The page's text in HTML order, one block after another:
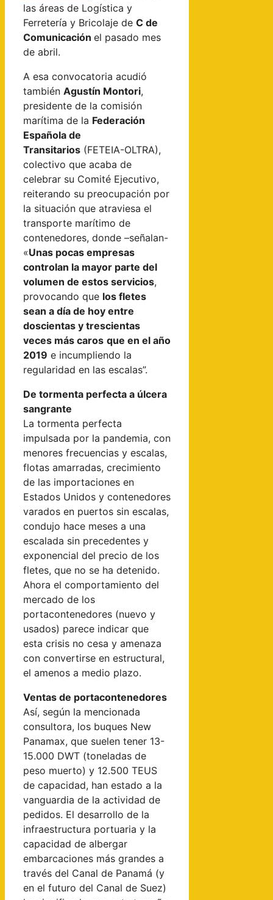
las áreas de Logística y
Ferretería y Bricolaje de C de
Comunicación el pasado mes
de abril.
A esa convocatoria acudió
también Agustín Montori,
presidente de la comisión
marítima de la Federación
Española de
Transitarios (FETEIA-OLTRA),
colectivo que acaba de
celebrar su Comité Ejecutivo,
reiterando su preocupación por
la situación que atraviesa el
transporte marítimo de
contenedores, donde –señalan-
«Unas pocas empresas
controlan la mayor parte del
volumen de estos servicios,
provocando que los fletes
sean a día de hoy entre
doscientas y trescientas
veces más caros que en el año
2019 e incumpliendo la
regularidad en las escalas”.
De tormenta perfecta a úlcera
sangrante
La tormenta perfecta
impulsada por la pandemia, con
menores frecuencias y escalas,
flotas amarradas, crecimiento
de las importaciones en
Estados Unidos y contenedores
varados en puertos sin escalas,
condujo hace meses a una
escalada sin precedentes y
exponencial del precio de los
fletes, que no se ha detenido.
Ahora el comportamiento del
mercado de los
portacontenedores (nuevo y
usados) parece indicar que
esta crisis no cesa y amenaza
con convertirse en estructural,
el amenos a medio plazo.
Ventas de portacontenedores
Así, según la mencionada
consultora, los buques New
Panamax, que suelen tener 13-
15.000 DWT (toneladas de
peso muerto) y 12.500 TEUS
de capacidad, han estado a la
vanguardia de la actividad de
pedidos. El desarrollo de la
infraestructura portuaria y la
capacidad de albergar
embarcaciones más grandes a
través del Canal de Panamá (y
en el futuro del Canal de Suez)